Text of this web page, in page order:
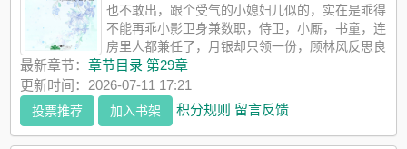
也不敢出，跟个受气的小媳妇儿似的，实在是乖得
不能再乖小影卫身兼数职，侍卫，小厮，书童，连
房里人都兼任了，月银却只领一份，顾林风反思良
久，觉得自己不能剥削压迫这乖的要死的小可怜，于是让他选个
身份可小影卫实在太乖，只要能留在殿下身边，做什么都可以于
是顾林风大手一挥，那就都试上一试吧，就从……房里人先试1顾
林风攻x小七受，攻霸道中二，受特别乖巧，乖得要死的那种2受
会成长，会越来越强，但对攻永远乖----预收文《今天摄政王改姓
最新章节：章节目录 第29章
更新时间：2026-07-11 17:21
投票推荐 加入书架 积分规则 留言反馈